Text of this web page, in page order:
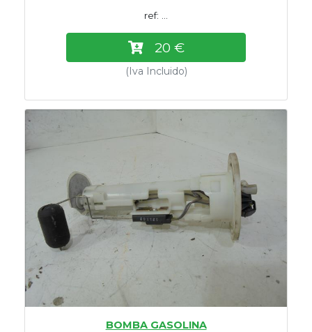
ref: ...
20 €
(Iva Incluido)
BOMBA GASOLINA